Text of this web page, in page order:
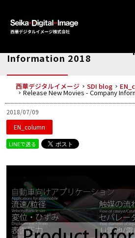
Information 2018
西華デジタルイメージ SDI blog
Release New Movies - Company
2018/07/09
EN_column
LINEで送る